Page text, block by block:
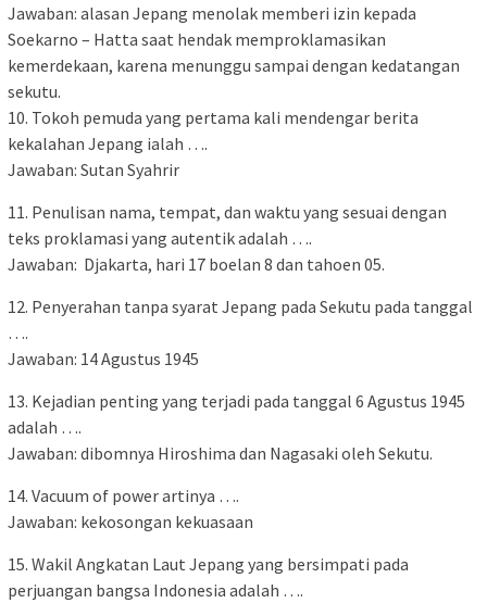
Jawaban: alasan Jepang menolak memberi izin kepada
Soekarno – Hatta saat hendak memproklamasikan
kemerdekaan, karena menunggu sampai dengan kedatangan
sekutu.
10. Tokoh pemuda yang pertama kali mendengar berita
kekalahan Jepang ialah ….
Jawaban: Sutan Syahrir
11. Penulisan nama, tempat, dan waktu yang sesuai dengan
teks proklamasi yang autentik adalah ….
Jawaban: Djakarta, hari 17 boelan 8 dan tahoen 05.
12. Penyerahan tanpa syarat Jepang pada Sekutu pada tanggal
….
Jawaban: 14 Agustus 1945
13. Kejadian penting yang terjadi pada tanggal 6 Agustus 1945
adalah ….
Jawaban: dibomnya Hiroshima dan Nagasaki oleh Sekutu.
14. Vacuum of power artinya ….
Jawaban: kekosongan kekuasaan
15. Wakil Angkatan Laut Jepang yang bersimpati pada
perjuangan bangsa Indonesia adalah ….